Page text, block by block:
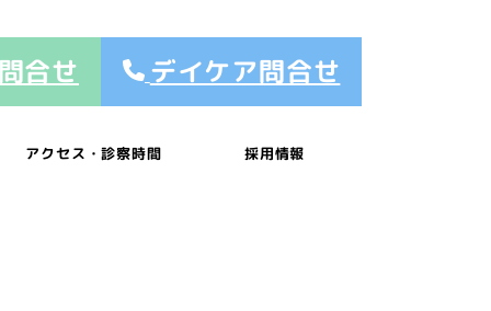
合せ デイケア問合せ
アクセス・診察時間 採用情報